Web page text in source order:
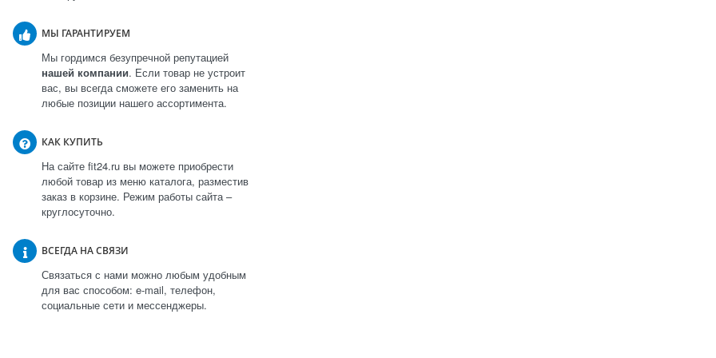
МЫ ГАРАНТИРУЕМ
Мы гордимся безупречной репутацией
нашей компании. Если товар не устроит
вас, вы всегда сможете его заменить на
любые позиции нашего ассортимента.
КАК КУПИТЬ
На сайте fit24.ru вы можете приобрести
любой товар из меню каталога, разместив
заказ в корзине. Режим работы сайта –
круглосуточно.
ВСЕГДА НА СВЯЗИ
Связаться с нами можно любым удобным
для вас способом: e-mail, телефон,
социальные сети и мессенджеры.